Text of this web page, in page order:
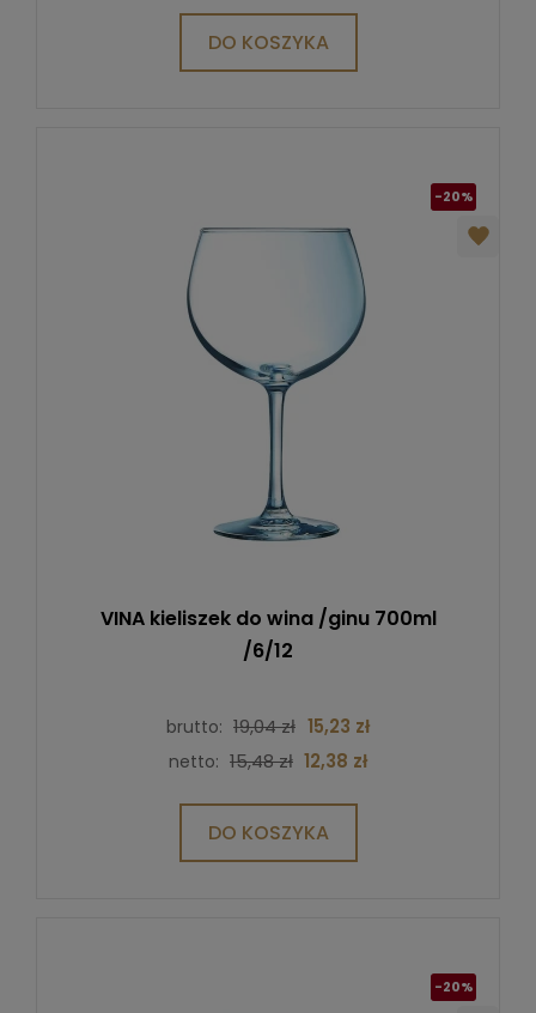
DO KOSZYKA
-20%
VINA kieliszek do wina /ginu 700ml
/6/12
brutto: 19,04 zł 15,23 zł
netto: 15,48 zł 12,38 zł
DO KOSZYKA
-20%